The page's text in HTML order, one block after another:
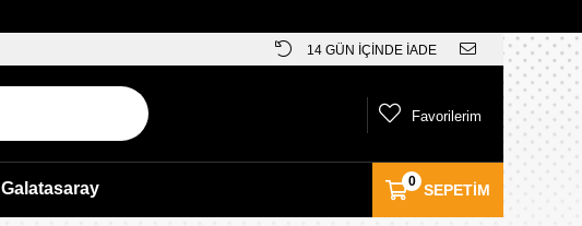
14 GÜN İÇİNDE İADE
SEPETIM
0
Favorilerim
Galatasaray